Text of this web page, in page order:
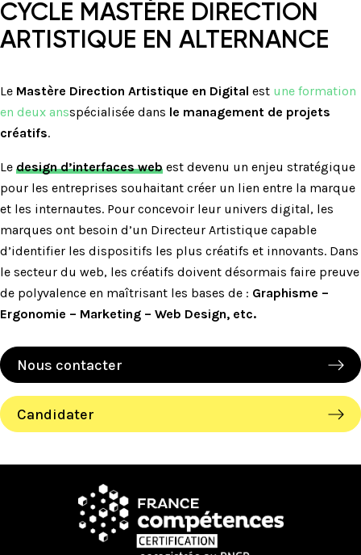
CYCLE MASTÈRE DIRECTION
ARTISTIQUE EN ALTERNANCE
Le Mastère Direction Artistique en Digital est une formation
en deux ansspécialisée dans le management de projets
créatifs.
Le design d’interfaces web est devenu un enjeu stratégique
pour les entreprises souhaitant créer un lien entre la marque
et les internautes. Pour concevoir leur univers digital, les
marques ont besoin d’un Directeur Artistique capable
d’identifier les dispositifs les plus créatifs et innovants. Dans
le secteur du web, les créatifs doivent désormais faire preuve
de polyvalence en maîtrisant les bases de : Graphisme –
Ergonomie – Marketing – Web Design, etc.
Nous contacter
Candidater